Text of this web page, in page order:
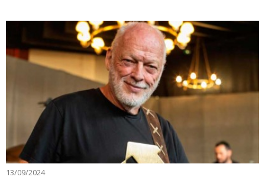
13/09/2024